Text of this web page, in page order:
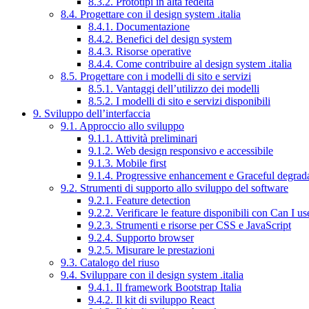
8.4. Progettare con il design system .italia
8.4.1. Documentazione
8.4.2. Benefici del design system
8.4.3. Risorse operative
8.4.4. Come contribuire al design system .italia
8.5. Progettare con i modelli di sito e servizi
8.5.1. Vantaggi dell’utilizzo dei modelli
8.5.2. I modelli di sito e servizi disponibili
9. Sviluppo dell’interfaccia
9.1. Approccio allo sviluppo
9.1.1. Attività preliminari
9.1.2. Web design responsivo e accessibile
9.1.3. Mobile first
9.1.4. Progressive enhancement e Graceful
9.2. Strumenti di supporto allo sviluppo del software
9.2.1. Feature detection
9.2.2. Verificare le feature disponibili con Can I
9.2.3. Strumenti e risorse per CSS e JavaScript
9.2.4. Supporto browser
9.2.5. Misurare le prestazioni
9.3. Catalogo del riuso
9.4. Sviluppare con il design system .italia
9.4.1. Il framework Bootstrap Italia
9.4.2. Il kit di sviluppo React